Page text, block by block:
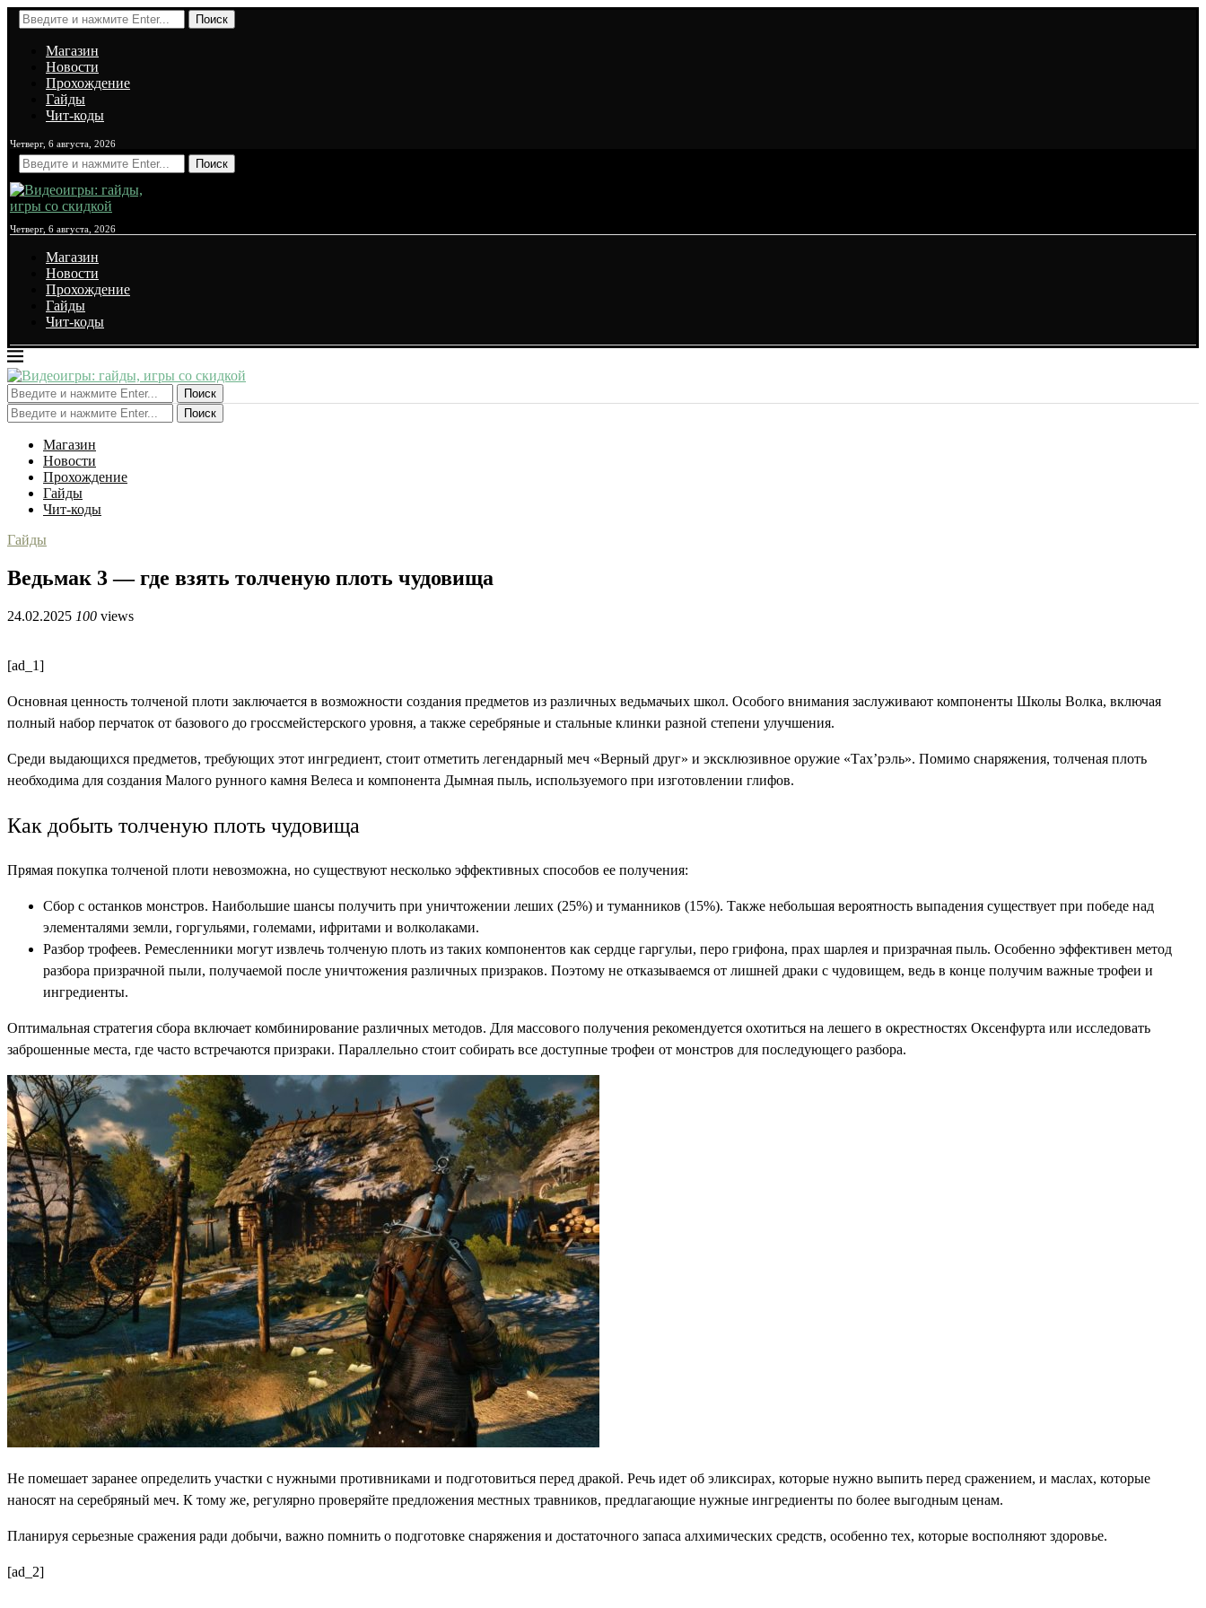
Поиск
Магазин
Новости
Прохождение
Гайды
Чит-коды
Четверг, 6 августа, 2026
Поиск
Четверг, 6 августа, 2026
Магазин
Новости
Прохождение
Гайды
Чит-коды
Поиск
Поиск
Магазин
Новости
Прохождение
Гайды
Чит-коды
Гайды
Ведьмак 3 — где взять толченую плоть чудовища
24.02.2025 100 views
[ad_1]
Основная ценность толченой плоти заключается в возможности создания предметов из различных ведьмачьих школ. Особого внимания заслуживают компоненты Школы Волка, включая
полный набор перчаток от базового до гроссмейстерского уровня, а также серебряные и стальные клинки разной степени улучшения.
Среди выдающихся предметов, требующих этот ингредиент, стоит отметить легендарный меч «Верный друг» и эксклюзивное оружие «Тах’рэль». Помимо снаряжения, толченая плоть
необходима для создания Малого рунного камня Велеса и компонента Дымная пыль, используемого при изготовлении глифов.
Как добыть толченую плоть чудовища
Прямая покупка толченой плоти невозможна, но существуют несколько эффективных способов ее получения:
Сбор с останков монстров. Наибольшие шансы получить при уничтожении леших (25%) и туманников (15%). Также небольшая вероятность выпадения существует при победе над
элементалями земли, горгульями, големами, ифритами и волколаками.
Разбор трофеев. Ремесленники могут извлечь толченую плоть из таких компонентов как сердце гаргульи, перо грифона, прах шарлея и призрачная пыль. Особенно эффективен метод
разбора призрачной пыли, получаемой после уничтожения различных призраков. Поэтому не отказываемся от лишней драки с чудовищем, ведь в конце получим важные трофеи и
ингредиенты.
Оптимальная стратегия сбора включает комбинирование различных методов. Для массового получения рекомендуется охотиться на лешего в окрестностях Оксенфурта или исследовать
заброшенные места, где часто встречаются призраки. Параллельно стоит собирать все доступные трофеи от монстров для последующего разбора.
Не помешает заранее определить участки с нужными противниками и подготовиться перед дракой. Речь идет об эликсирах, которые нужно выпить перед сражением, и маслах, которые
наносят на серебряный меч. К тому же, регулярно проверяйте предложения местных травников, предлагающие нужные ингредиенты по более выгодным ценам.
Планируя серьезные сражения ради добычи, важно помнить о подготовке снаряжения и достаточного запаса алхимических средств, особенно тех, которые восполняют здоровье.
[ad_2]